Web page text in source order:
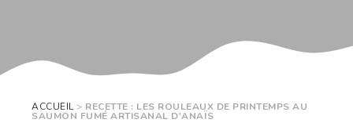
ACCUEIL> RECETTE : LES ROULEAUX DE PRINTEMPS AU
SAUMON FUMÉ ARTISANAL D'ANAÏS